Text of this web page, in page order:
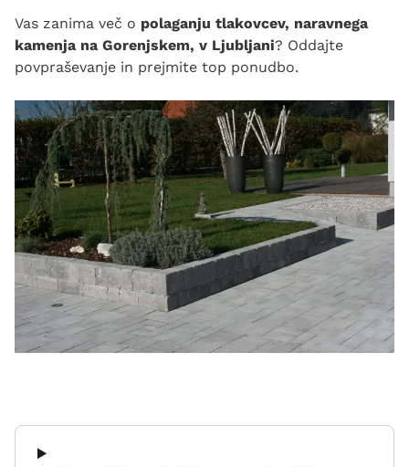
Vas zanima več o polaganju tlakovcev, naravnega
kamenja na Gorenjskem, v Ljubljani? Oddajte
povpraševanje in prejmite top ponudbo.